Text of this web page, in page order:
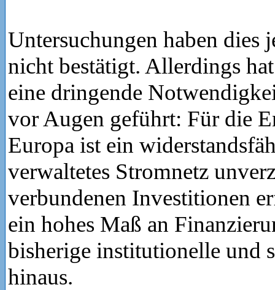
Untersuchungen haben dies
nicht bestätigt. Allerdings
eine dringende
vor Augen geführt: Für die
Europa ist ein
verwaltetes Stromnetz
verbundenen Investitionen
ein hohes Maß an
bisherige institutionelle und
hinaus.